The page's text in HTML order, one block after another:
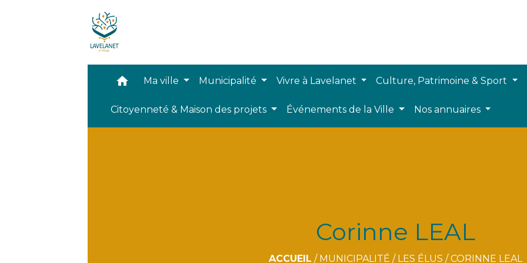
home Ma ville Municipalité Vivre à Lavelanet Culture, Patrimoine & Sport
Citoyenneté & Maison des projets Événements de la Ville Nos annuaires
Corinne LEAL
ACCUEIL / MUNICIPALITÉ / LES ÉLUS /CORINNE LEAL